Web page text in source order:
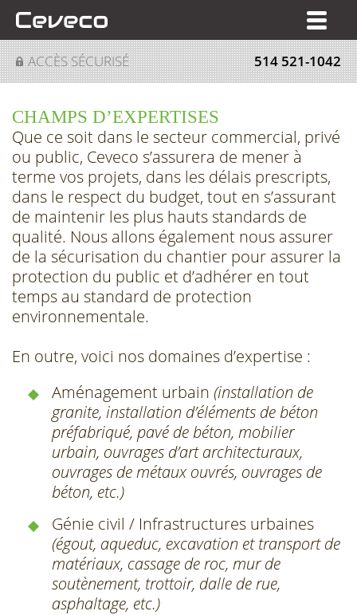
ACCÈS SÉCURISÉ 514 521-1042
CHAMPS D’EXPERTISES
Que ce soit dans le secteur commercial, privé
ou public, Ceveco s’assurera de mener à
terme vos projets, dans les délais prescripts,
dans le respect du budget, tout en s’assurant
de maintenir les plus hauts standards de
qualité. Nous allons également nous assurer
de la sécurisation du chantier pour assurer la
protection du public et d’adhérer en tout
temps au standard de protection
environnementale.
En outre, voici nos domaines d’expertise :
Aménagement urbain (installation de
granite, installation d’éléments de béton
préfabriqué, pavé de béton, mobilier
urbain, ouvrages d’art architecturaux,
ouvrages de métaux ouvrés, ouvrages de
béton, etc.)
Génie civil / Infrastructures urbaines
(égout, aqueduc, excavation et transport de
matériaux, cassage de roc, mur de
soutènement, trottoir, dalle de rue,
asphaltage, etc.)